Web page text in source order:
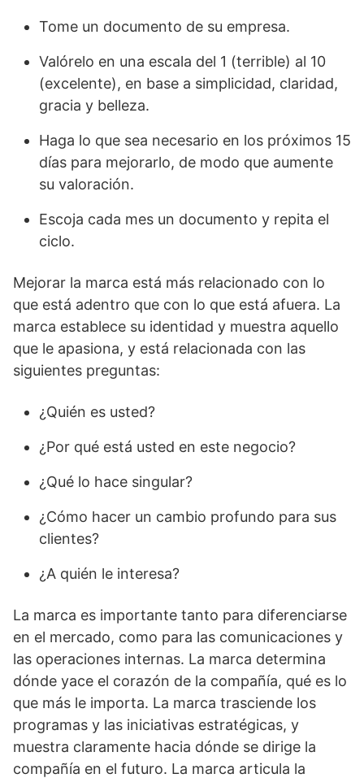
Tome un documento de su empresa.
Valórelo en una escala del 1 (terrible) al 10
(excelente), en base a simplicidad, claridad,
gracia y belleza.
Haga lo que sea necesario en los próximos 15
días para mejorarlo, de modo que aumente
su valoración.
Escoja cada mes un documento y repita el
ciclo.
Mejorar la marca está más relacionado con lo
que está adentro que con lo que está afuera. La
marca establece su identidad y muestra aquello
que le apasiona, y está relacionada con las
siguientes preguntas:
¿Quién es usted?
¿Por qué está usted en este negocio?
¿Qué lo hace singular?
¿Cómo hacer un cambio profundo para sus
clientes?
¿A quién le interesa?
La marca es importante tanto para diferenciarse
en el mercado, como para las comunicaciones y
las operaciones internas. La marca determina
dónde yace el corazón de la compañía, qué es lo
que más le importa. La marca trasciende los
programas y las iniciativas estratégicas, y
muestra claramente hacia dónde se dirige la
compañía en el futuro. La marca articula la